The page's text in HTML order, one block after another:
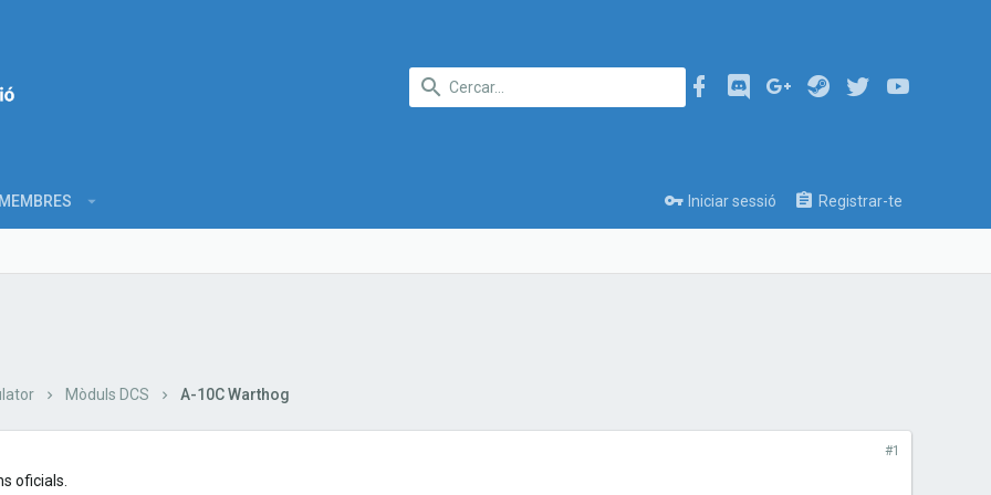
MEMBRES Iniciar sessió Registrar-te
Mòduls DCS A-10C Warthog
#1
oficials.